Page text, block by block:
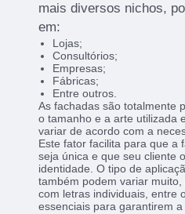
mais diversos nichos,
em:
Lojas;
Consultórios;
Empresas;
Fábricas;
Entre outros.
As fachadas são totalmente
o tamanho e a arte utilizada
variar de acordo com a
Este fator facilita para que a
seja única e que seu cliente
identidade. O tipo de
também podem variar
com letras individuais, entre
essenciais para garantirem